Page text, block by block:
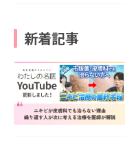
新着記事